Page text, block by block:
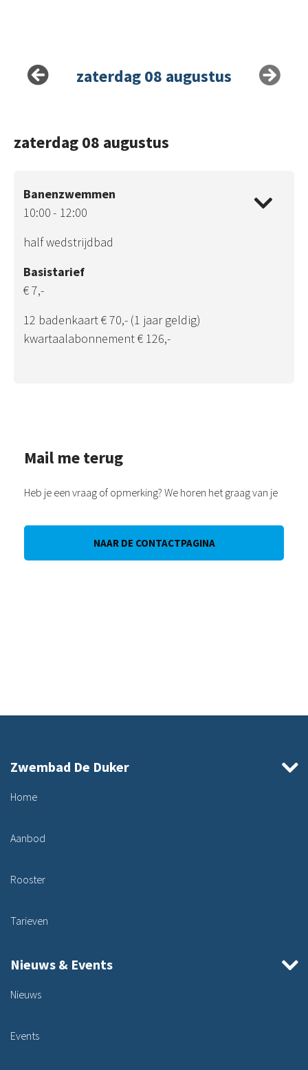
zaterdag 08 augustus
zaterdag 08 augustus
Banenzwemmen
10:00
12:00
half wedstrijdbad
Basistarief
€ 7,-
12 badenkaart € 70,- (1 jaar geldig)
kwartaalabonnement € 126,-
Mail me terug
Heb je een vraag of opmerking? We horen het graag van je
NAAR DE CONTACTPAGINA
Zwembad De Duker
Home
Aanbod
Rooster
Tarieven
Nieuws & Events
Nieuws
Events